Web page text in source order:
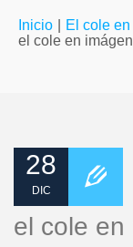
Inicio El cole
el cole en
28
DIC
el cole en